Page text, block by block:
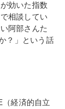
効いた指数
相談してい
阿部さんた
？」という話
（経済的自立